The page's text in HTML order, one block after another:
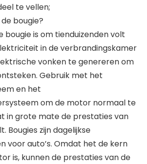
te vellen;
bougie?
bougie is om tienduizenden volt
in de verbrandingskamer
vonken te genereren om
Gebruik met het
en het
om de motor normaal te
in grote mate de prestaties van
Bougies zijn dagelijkse
voor auto’s. Omdat het de kern
is, kunnen de prestaties van de